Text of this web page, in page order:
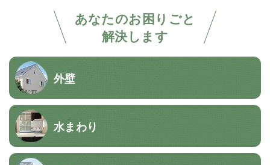
あなたのお困りごと
解決します
外壁
水まわり